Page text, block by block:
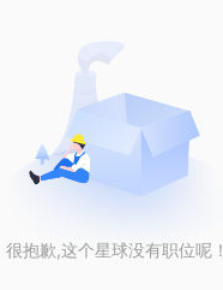
很抱歉,这个星球没有职位呢！